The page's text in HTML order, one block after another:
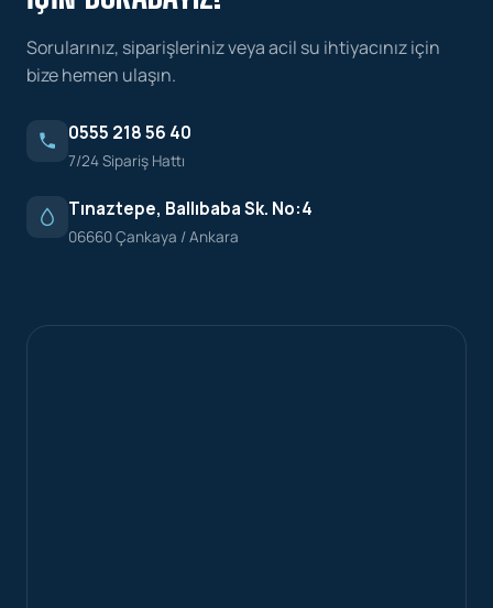
Sorularınız, siparişleriniz veya acil su ihtiyacınız için
bize hemen ulaşın.
0555 218 56 40
7/24 Sipariş Hattı
Tınaztepe, Ballıbaba Sk. No:4
06660 Çankaya / Ankara